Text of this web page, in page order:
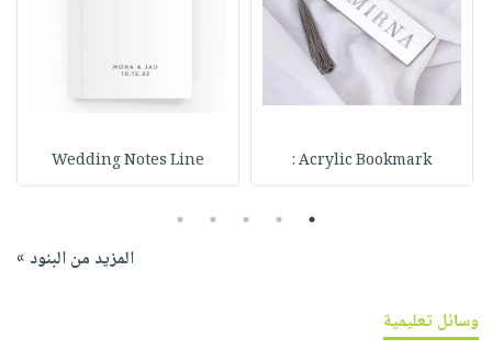
Acrylic Bookmark :
Wedding Notes Line
1
2
3
4
5
المزيد من البنود »
وسائل تعليمية